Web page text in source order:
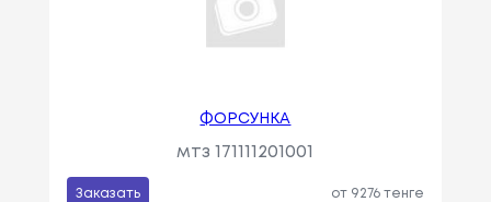
ФОРСУНКА
мтз 171111201001
Заказать от 9276 тенге